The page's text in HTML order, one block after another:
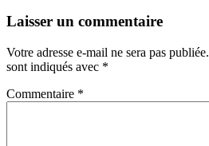
Laisser un commentaire
Votre adresse e-mail ne sera pas publiée.
sont indiqués avec *
Commentaire *